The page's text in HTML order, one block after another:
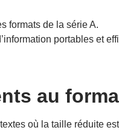
formats de la série A.
portables et
au
où la taille réduite